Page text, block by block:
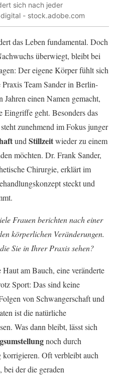
sich nach jeder
- stock.adobe.com
das Leben fundamental. Doch
überwiegt, bleibt bei
Der eigene Körper fühlt sich
Praxis Team Sander in Berlin-
einen Namen gemacht,
Eingriffe geht. Besonders das
zunehmend im Fokus junger
und Stillzeitwieder zu einem
möchten. Dr. Frank Sander,
Chirurgie, erklärt im
steckt und
Frauen berichten nach einer
körperlichen Veränderungen.
Sie in Ihrer Praxis sehen?
am Bauch, eine veränderte
Sport: Das sind keine
von Schwangerschaft und
ist die natürliche
Was dann bleibt, lässt sich
noch durch
korrigieren. Oft verbleibt auch
, bei der die geraden